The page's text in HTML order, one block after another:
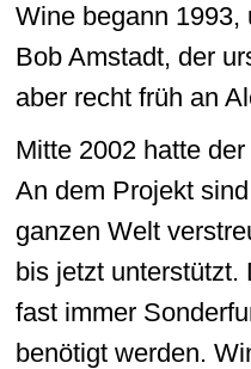
Wine begann 1993,
Bob Amstadt, der
aber recht früh an
Mitte 2002 hatte
An dem Projekt
ganzen Welt
bis jetzt unterstützt.
fast immer
benötigt werden.